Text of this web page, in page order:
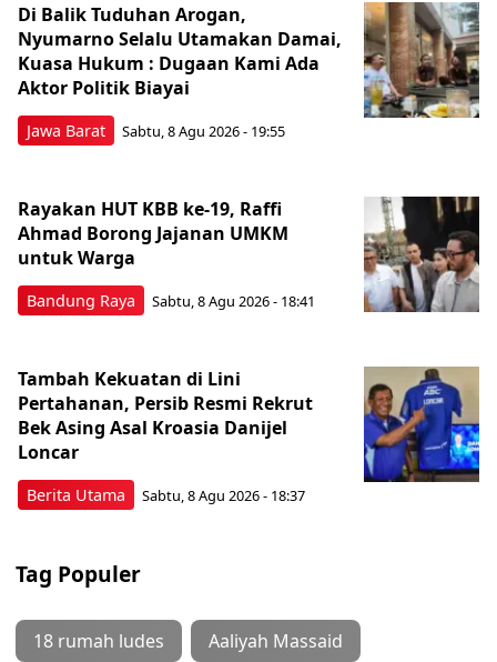
Jawa Barat
Di Balik Tuduhan Arogan,
Nyumarno Selalu Utamakan Damai,
Kuasa Hukum : Dugaan Kami Ada
Aktor Politik Biayai
Sabtu, 8 Agu 2026 - 19:55
Bandung Raya
Rayakan HUT KBB ke-19, Raffi
Ahmad Borong Jajanan UMKM
untuk Warga
Sabtu, 8 Agu 2026 - 18:41
Berita Utama
Tambah Kekuatan di Lini
Pertahanan, Persib Resmi Rekrut
Bek Asing Asal Kroasia Danijel
Loncar
Sabtu, 8 Agu 2026 - 18:37
Tag Populer
18 rumah ludes Aaliyah Massaid